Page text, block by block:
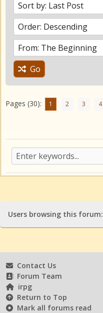
Go
Pages (30): 1 2 3 4
Users browsing this forum:
Contact Us
Forum Team
irpg
Return to Top
Mark all forums read